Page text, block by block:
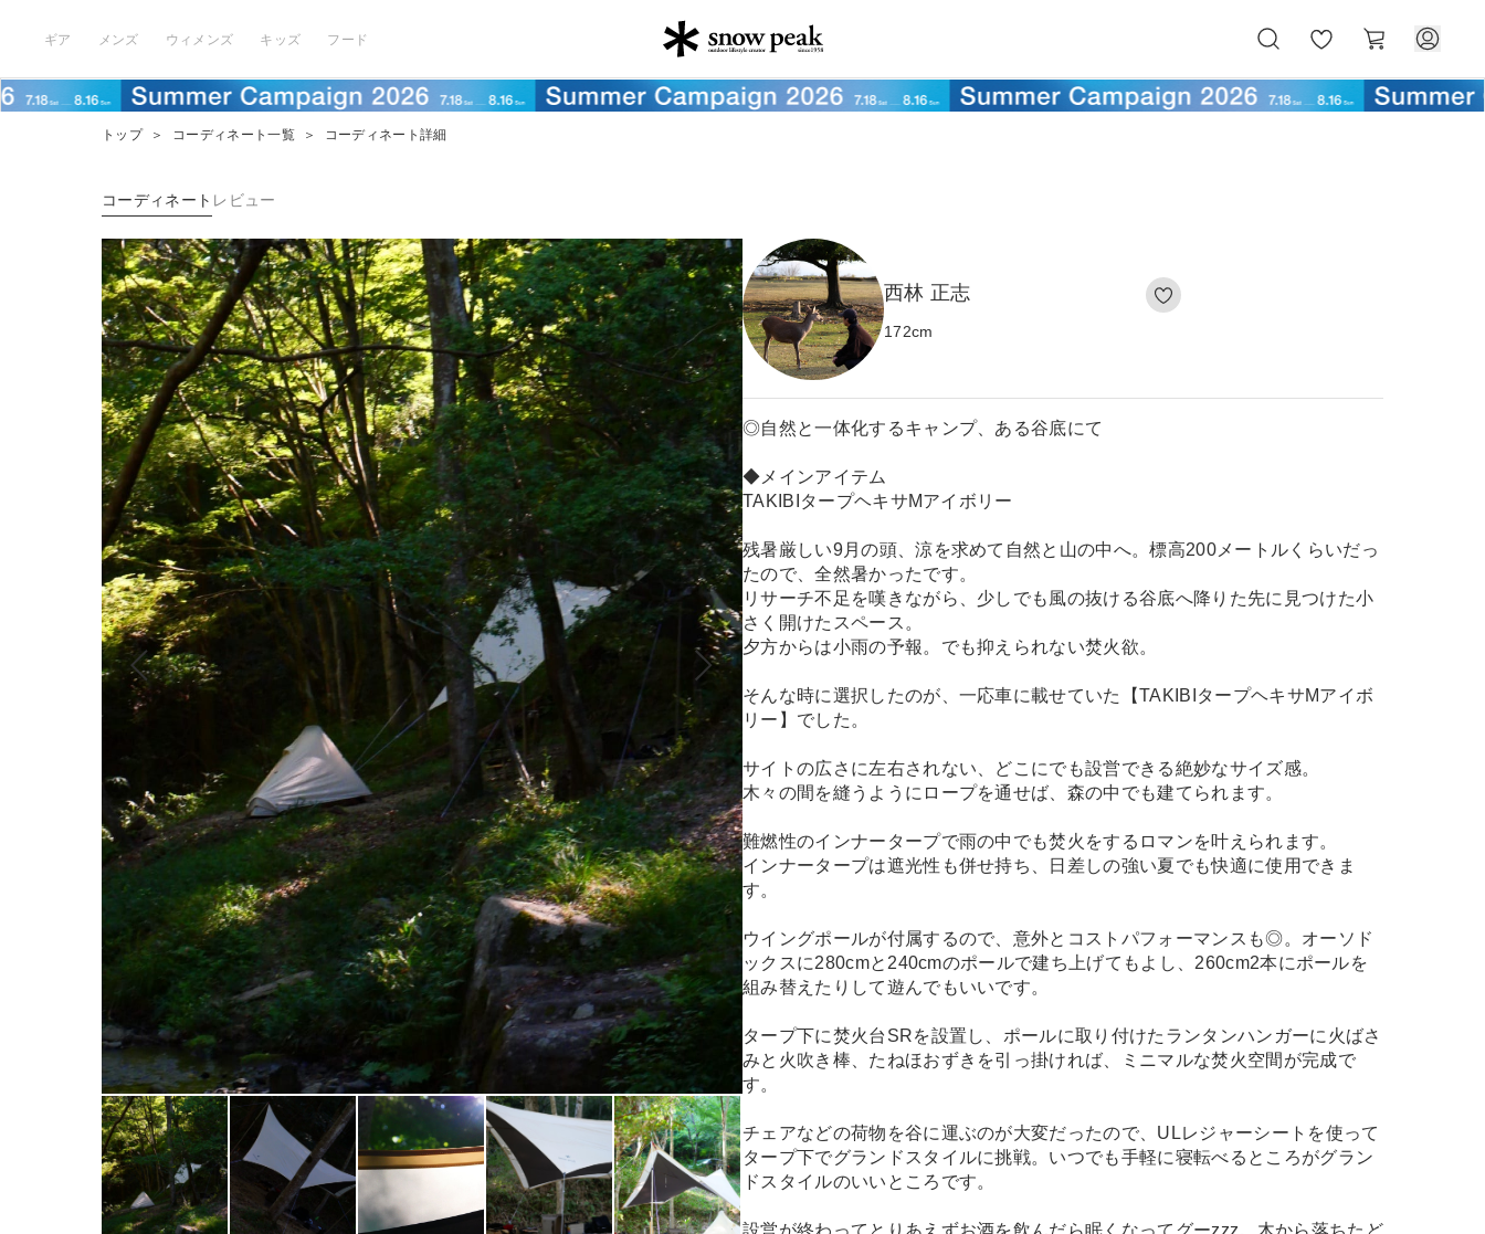
ギア メンズ ウィメンズ キッズ フード
気
に
ー
ト
トップ ＞ コーディネート一覧 ＞ コーディネート詳細
コーディネート レビュー
西林 正志
172cm
◎自然と一体化するキャンプ、ある谷底にて
◆メインアイテム
TAKIBIタープヘキサMアイボリー
残暑厳しい9月の頭、涼を求めて自然と山の中へ。標高200メートルくらいだっ
たので、全然暑かったです。
リサーチ不足を嘆きながら、少しでも風の抜ける谷底へ降りた先に見つけた小
さく開けたスペース。
夕方からは小雨の予報。でも抑えられない焚火欲。
そんな時に選択したのが、一応車に載せていた【TAKIBIタープヘキサMアイボ
リー】でした。
サイトの広さに左右されない、どこにでも設営できる絶妙なサイズ感。
木々の間を縫うようにロープを通せば、森の中でも建てられます。
難燃性のインナータープで雨の中でも焚火をするロマンを叶えられます。
インナータープは遮光性も併せ持ち、日差しの強い夏でも快適に使用できま
す。
ウイングポールが付属するので、意外とコストパフォーマンスも◎。オーソド
ックスに280cmと240cmのポールで建ち上げてもよし、260cm2本にポールを
組み替えたりして遊んでもいいです。
タープ下に焚火台SRを設置し、ポールに取り付けたランタンハンガーに火ばさ
みと火吹き棒、たねほおずきを引っ掛ければ、ミニマルな焚火空間が完成で
す。
チェアなどの荷物を谷に運ぶのが大変だったので、ULレジャーシートを使って
タープ下でグランドスタイルに挑戦。いつでも手軽に寝転べるところがグラン
ドスタイルのいいところです。
設営が終わってとりあえずお酒を飲んだら眠くなってグーzzz。木から落ちたど